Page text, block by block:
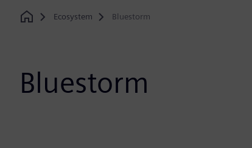
Home
Ecosystem Bluestorm
Bluestorm